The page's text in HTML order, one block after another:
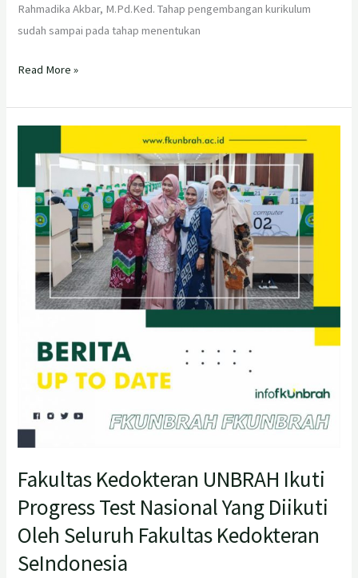
Rahmadika Akbar, M.Pd.Ked. Tahap pengembangan kurikulum
sudah sampai pada tahap menentukan
Read More »
Fakultas Kedokteran UNBRAH Ikuti
Progress Test Nasional Yang Diikuti
Oleh Seluruh Fakultas Kedokteran
SeIndonesia
Kedokteran
Ikuti
Progress
Test
Nasional
Yang
Diikuti
Seluruh
Fakultas
Kedokteran
SeIndonesia